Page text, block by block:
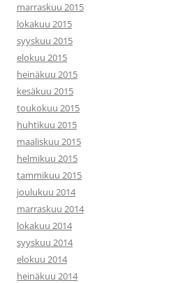
marraskuu 2015
lokakuu 2015
syyskuu 2015
elokuu 2015
heinäkuu 2015
kesäkuu 2015
toukokuu 2015
huhtikuu 2015
maaliskuu 2015
helmikuu 2015
tammikuu 2015
joulukuu 2014
marraskuu 2014
lokakuu 2014
syyskuu 2014
elokuu 2014
heinäkuu 2014